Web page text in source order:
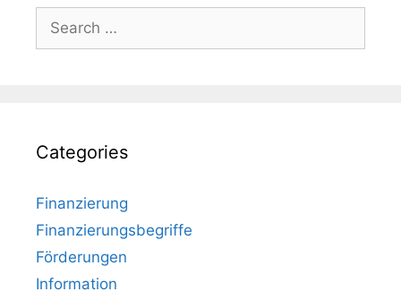
for:
Categories
Finanzierung
Finanzierungsbegriffe
Förderungen
Information